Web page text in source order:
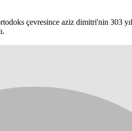
çevresince aziz dimitri'nin 303